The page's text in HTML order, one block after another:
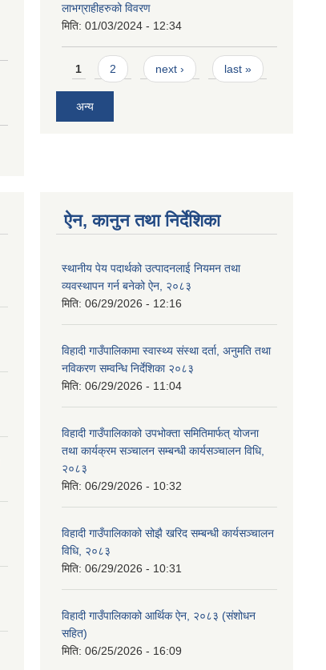
लाभग्राहीहरुको विवरण
मिति: 01/03/2024 - 12:34
Pages
1 2 next › last »
अन्य
ऐन, कानुन तथा निर्देशिका
स्थानीय पेय पदार्थको उत्पादनलाई नियमन तथा
व्यवस्थापन गर्न बनेको ऐन, २०८३
मिति: 06/29/2026 - 12:16
विहादी गाउँपालिकामा स्वास्थ्य संस्था दर्ता, अनुमति तथा
नविकरण सम्वन्धि निर्देशिका २०८३
मिति: 06/29/2026 - 11:04
विहादी गाउँपालिकाको उपभोक्ता समितिमार्फत् योजना
तथा कार्यक्रम सञ्चालन सम्बन्धी कार्यसञ्चालन विधि,
२०८३
मिति: 06/29/2026 - 10:32
विहादी गाउँपालिकाको सोझै खरिद सम्बन्धी कार्यसञ्चालन
विधि, २०८३
मिति: 06/29/2026 - 10:31
विहादी गाउँपालिकाको आर्थिक ऐन, २०८३ (संशोधन
सहित)
मिति: 06/25/2026 - 16:09